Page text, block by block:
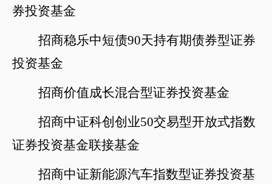
券投资基金
招商稳乐中短债90天持有期债券型证券
投资基金
招商价值成长混合型证券投资基金
招商中证科创创业50交易型开放式指数
证券投资基金联接基金
招商中证新能源汽车指数型证券投资基